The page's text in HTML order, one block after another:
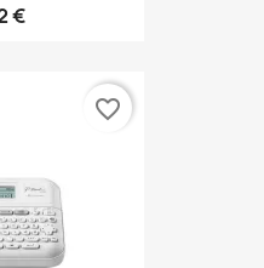
€
favorite_border